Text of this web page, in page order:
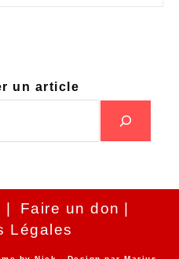
un article
Faire un don
Légales